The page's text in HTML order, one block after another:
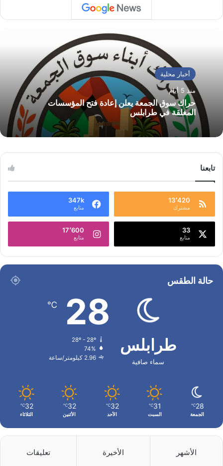
أخبار محلية
منذ 5 أيام
حراك سوق الجمعة يعلن إعادة فتح المؤسسات
المغلقة في طرابلس
تابعنا
13٬420
مشترك
347k
متابع
33
متابع
17٬600
متابع
حالة الطقس
طرابلس
سماء صافية
28
℃
28º - 28º
74%
2.96 كيلومتر/ساعة
28
℃
الجمعة
31
℃
السبت
32
℃
الأحد
32
℃
الأثنين
32
℃
الثلاثاء
الأشهر الأخيرة تعليقات